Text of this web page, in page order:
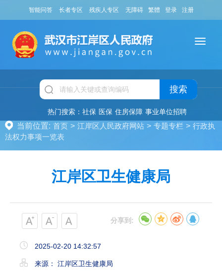
智能问答 长者专区 残疾人专区 无障碍 繁體 登录 注册
搜索
热门搜索： 社保 医保 住房保障 事业单位招聘
当前位置: 首页 > 江岸区人民政府网站 > 专题专栏 > 行政执
法权力事项一览表
江岸区卫生健康局
分享到:
2025-02-20 14:32:57
来源： 江岸区卫生健康局